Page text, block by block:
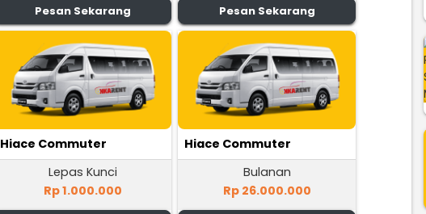
Pesan Sekarang Pesan Sekarang
Hiace Commuter
Lepas Kunci
Rp 1.000.000
Hiace Commuter
Bulanan
Rp 26.000.000